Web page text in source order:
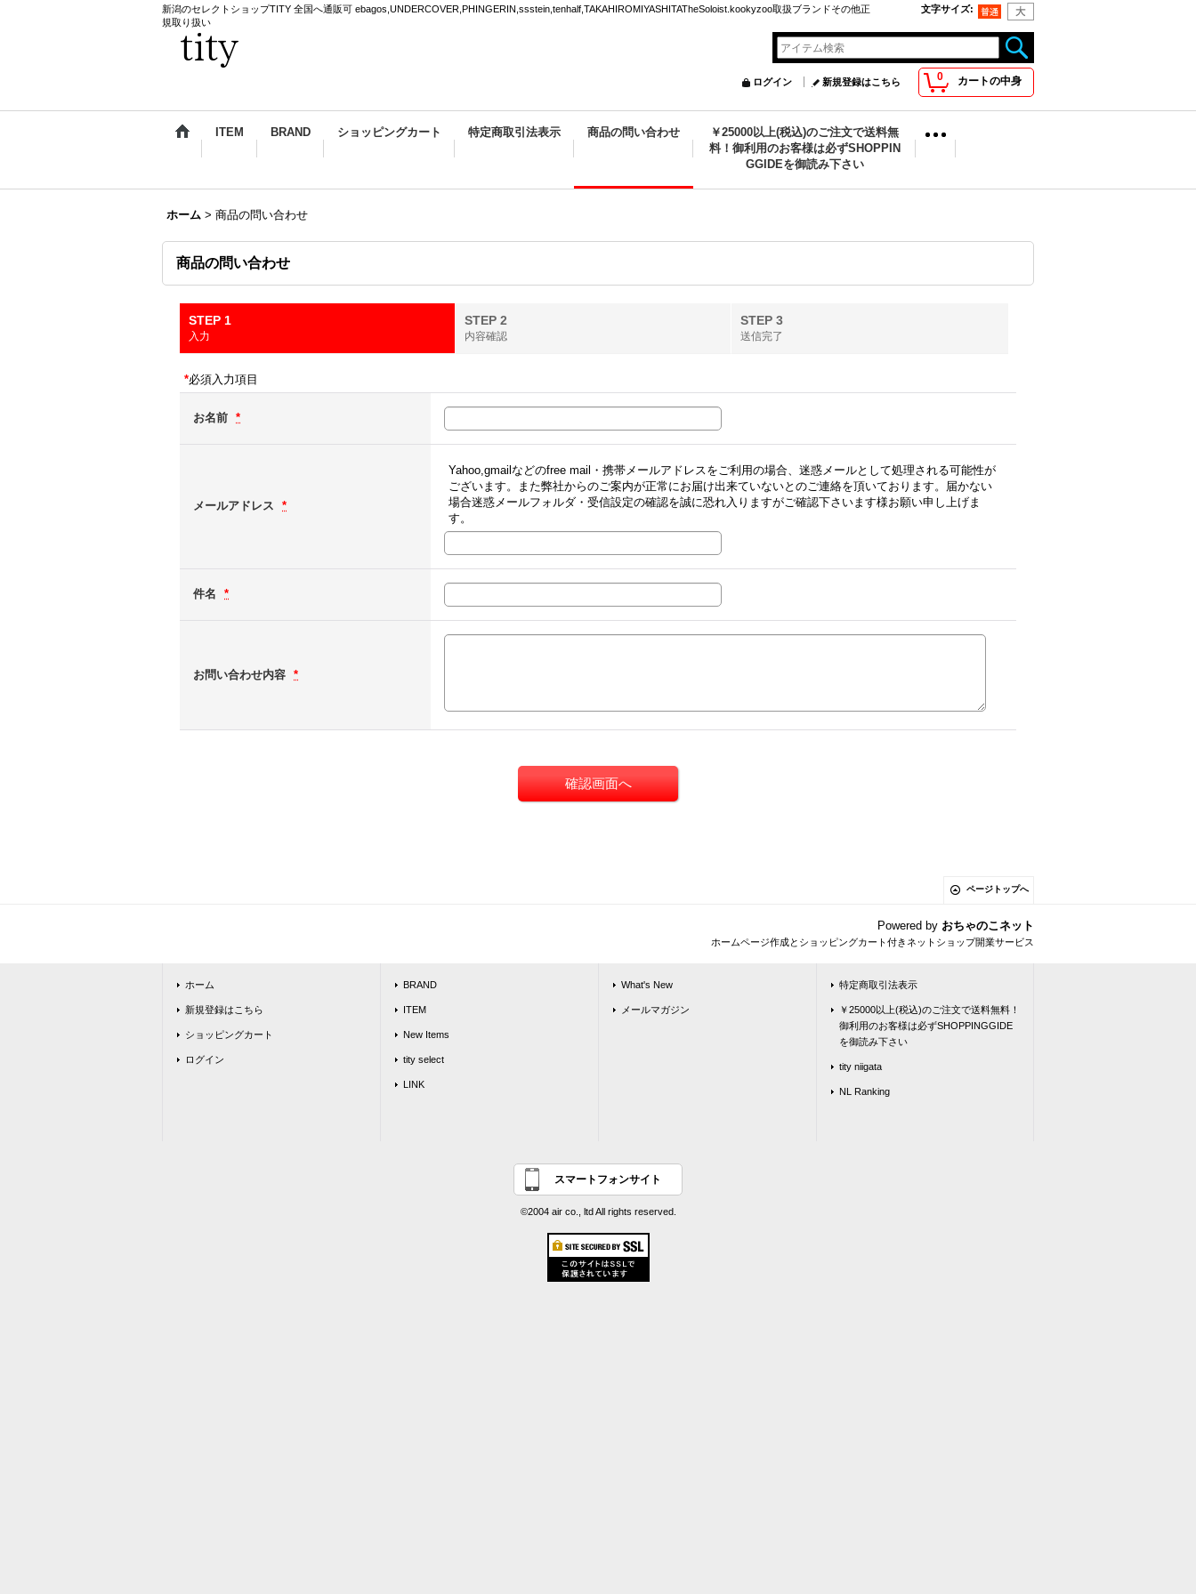
新潟のセレクトショップTITY 全国へ通販可 ebagos,UNDERCOVER,PHINGERIN,ssstein,tenhalf,TAKAHIROMIYASHITATheSoloist.kookyzoo取扱ブランドその他正
規取り扱い
文字サイズ:
0 カートの中身
ログイン 新規登録はこちら
ITEM BRAND ショッピングカート 特定商取引法表示 商品の問い合わせ
￥25000以上(税込)のご注文で送料無
料！御利用のお客様は必ずSHOPPIN
GGIDEを御読み下さい
ホーム > 商品の問い合わせ
商品の問い合わせ
STEP 1
入力
STEP 2
内容確認
STEP 3
送信完了
*必須入力項目
お名前 *
メールアドレス *
Yahoo,gmailなどのfree mail・携帯メールアドレスをご利用の場合、迷惑メールとして処理される可能性が
ございます。また弊社からのご案内が正常にお届け出来ていないとのご連絡を頂いております。届かない
場合迷惑メールフォルダ・受信設定の確認を誠に恐れ入りますがご確認下さいます様お願い申し上げま
す。
件名 *
お問い合わせ内容 *
ページトップへ
Powered by おちゃのこネット
ホームページ作成とショッピングカート付きネットショップ開業サービス
ホーム
新規登録はこちら
ショッピングカート
ログイン
BRAND
ITEM
New Items
tity select
LINK
What's New
メールマガジン
特定商取引法表示
￥25000以上(税込)のご注文で送料無料！
御利用のお客様は必ずSHOPPINGGIDE
を御読み下さい
tity niigata
NL Ranking
スマートフォンサイト
©2004 air co., ltd All rights reserved.